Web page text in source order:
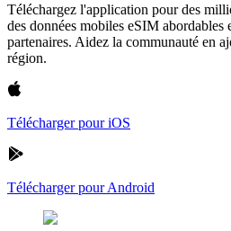
Téléchargez l'application pour des
des données mobiles eSIM abordables
partenaires. Aidez la communauté en
région.
Télécharger pour iOS
Télécharger pour Android